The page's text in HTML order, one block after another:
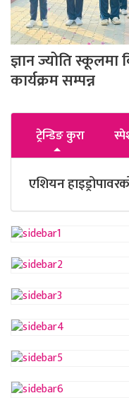
ज्ञान ज्योति स्कूलमा
कार्यक्रम सम्पन्न
ट्रेन्डिङ कुरा
एशियन